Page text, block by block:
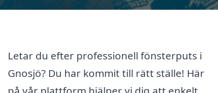
Letar du efter professionell fönsterputs i
Gnosjö? Du har kommit till rätt ställe! Här